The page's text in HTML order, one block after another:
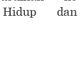
Hidup dan